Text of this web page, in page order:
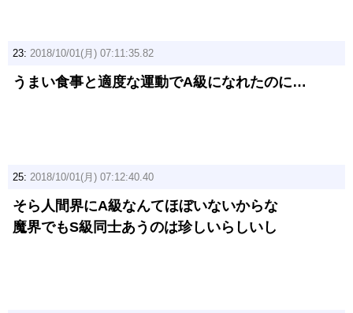
23: 2018/10/01(月) 07:11:35.82
うまい食事と適度な運動でA級になれたのに…
25: 2018/10/01(月) 07:12:40.40
そら人間界にA級なんてほぼいないからな
魔界でもS級同士あうのは珍しいらしいし